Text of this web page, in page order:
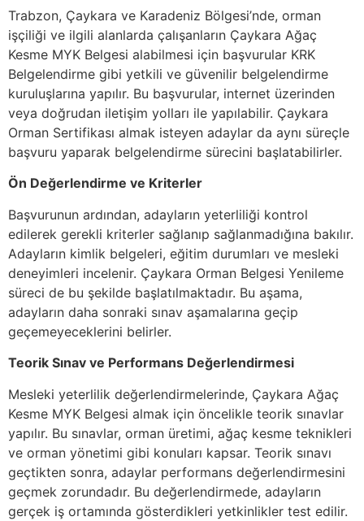
Trabzon, Çaykara ve Karadeniz Bölgesi’nde, orman
işçiliği ve ilgili alanlarda çalışanların Çaykara Ağaç
Kesme MYK Belgesi alabilmesi için başvurular KRK
Belgelendirme gibi yetkili ve güvenilir belgelendirme
kuruluşlarına yapılır. Bu başvurular, internet üzerinden
veya doğrudan iletişim yolları ile yapılabilir. Çaykara
Orman Sertifikası almak isteyen adaylar da aynı süreçle
başvuru yaparak belgelendirme sürecini başlatabilirler.
Ön Değerlendirme ve Kriterler
Başvurunun ardından, adayların yeterliliği kontrol
edilerek gerekli kriterler sağlanıp sağlanmadığına bakılır.
Adayların kimlik belgeleri, eğitim durumları ve mesleki
deneyimleri incelenir. Çaykara Orman Belgesi Yenileme
süreci de bu şekilde başlatılmaktadır. Bu aşama,
adayların daha sonraki sınav aşamalarına geçip
geçemeyeceklerini belirler.
Teorik Sınav ve Performans Değerlendirmesi
Mesleki yeterlilik değerlendirmelerinde, Çaykara Ağaç
Kesme MYK Belgesi almak için öncelikle teorik sınavlar
yapılır. Bu sınavlar, orman üretimi, ağaç kesme teknikleri
ve orman yönetimi gibi konuları kapsar. Teorik sınavı
geçtikten sonra, adaylar performans değerlendirmesini
geçmek zorundadır. Bu değerlendirmede, adayların
gerçek iş ortamında gösterdikleri yetkinlikler test edilir.